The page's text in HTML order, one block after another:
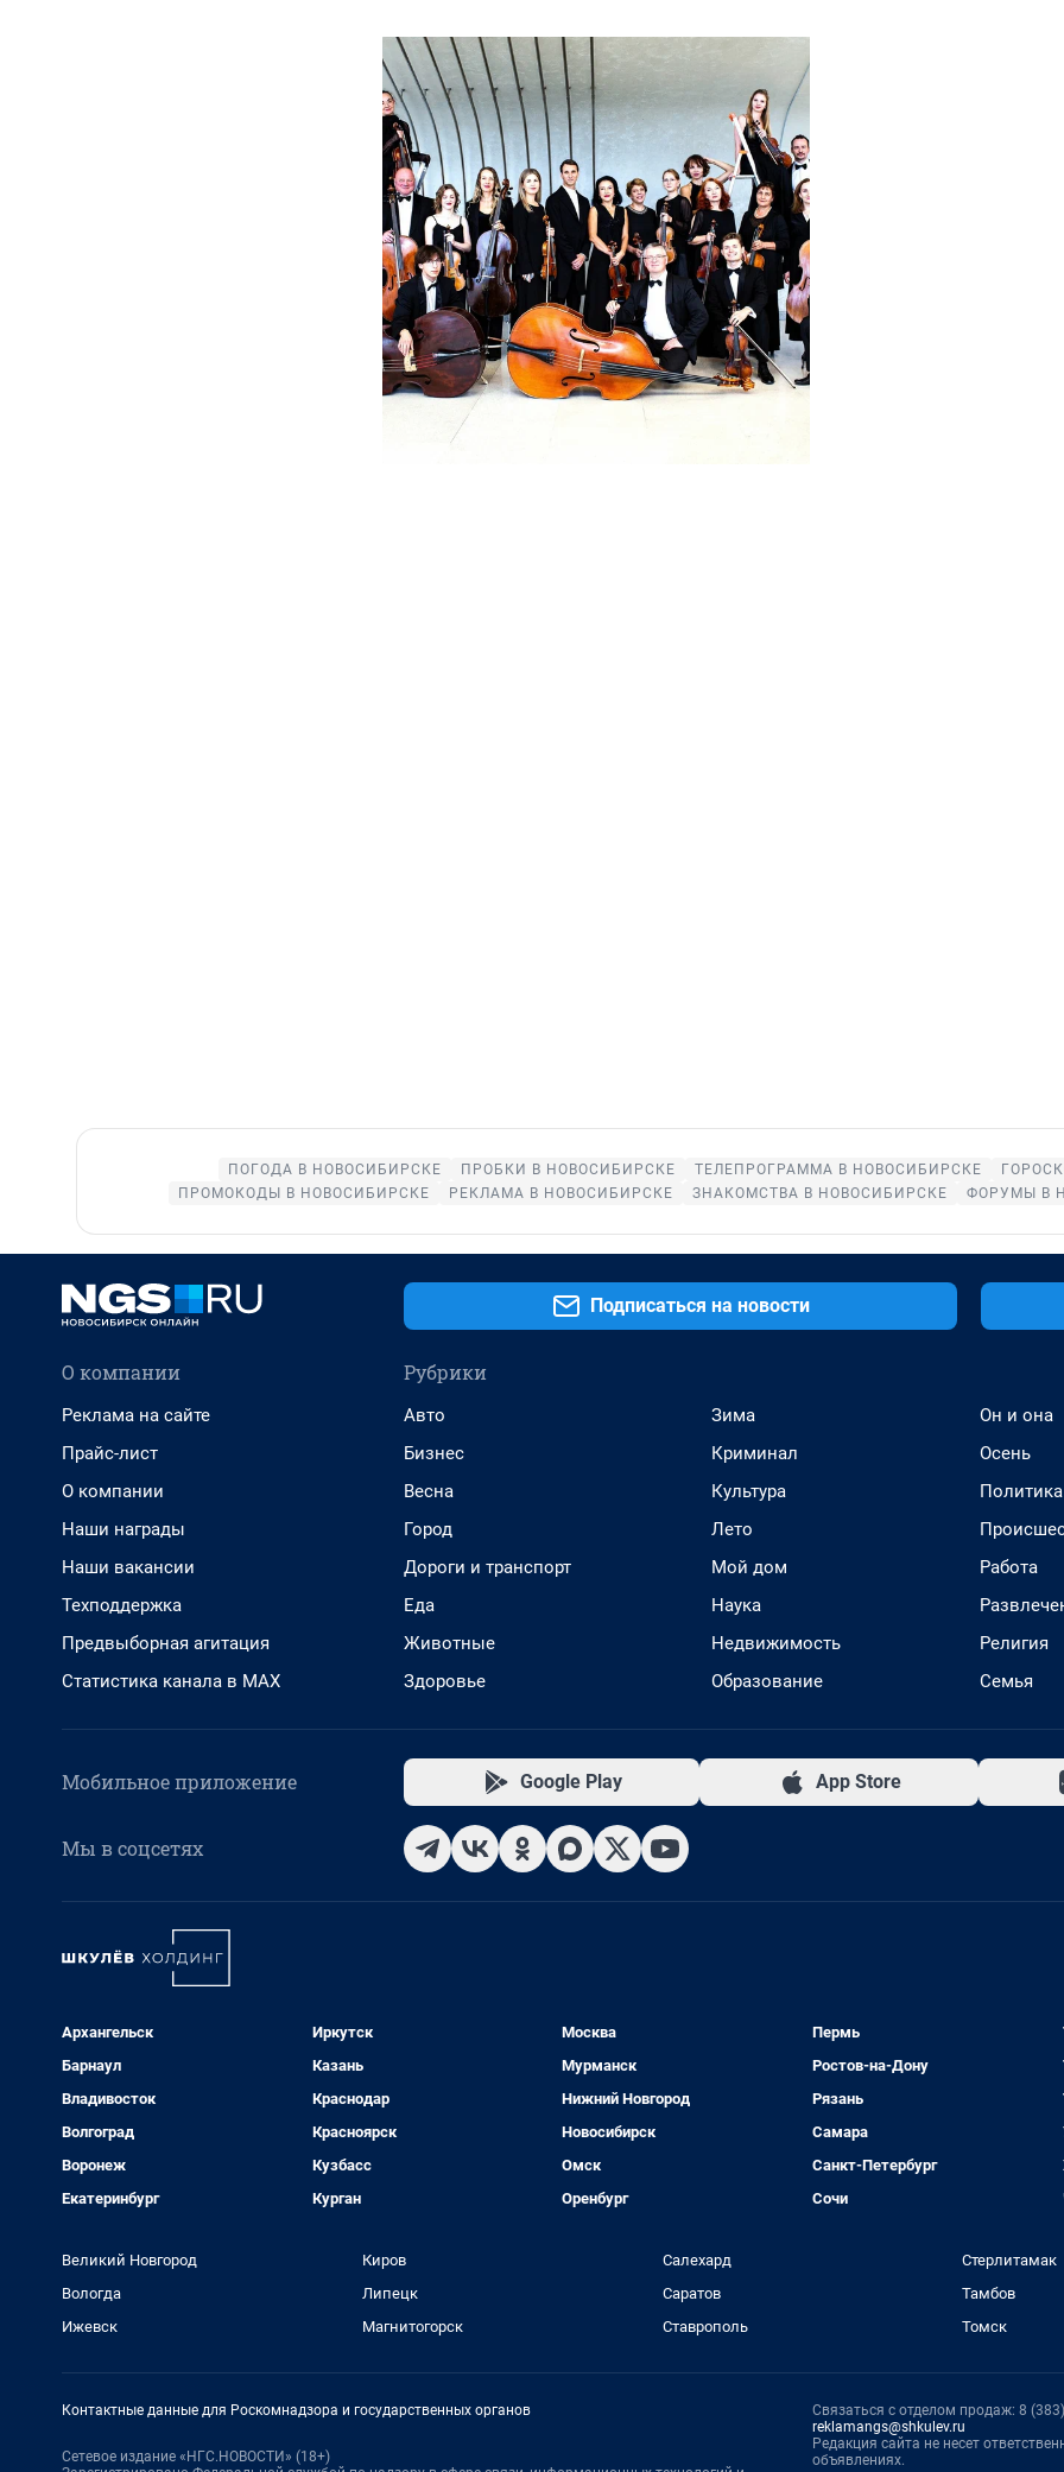
ПОГОДА В НОВОСИБИРСКЕ ПРОБКИ В НОВОСИБИРСКЕ ТЕЛЕПРОГРАММА В НОВОСИБИРСКЕ
ПРОМОКОДЫ В НОВОСИБИРСКЕ
РЕКЛАМА В НОВОСИБИРСКЕ ЗНАКОМСТВА В НОВОСИБИРСКЕ ФОРУМЫ В
Подписаться на новости
О компании
Реклама на сайте
Прайс-лист
О компании
Наши награды
Наши вакансии
Техподдержка
Предвыборная агитация
Статистика канала в MAX
Рубрики
Авто
Бизнес
Весна
Город
Дороги и транспорт
Еда
Животные
Здоровье
Зима
Криминал
Культура
Лето
Мой дом
Наука
Недвижимость
Образование
Он и она
Осень
Политика
Работа
Религия
Семья
Мобильное приложение Google Play App Store
Мы в соцсетях
Архангельск
Барнаул
Владивосток
Волгоград
Воронеж
Екатеринбург
Иркутск
Казань
Краснодар
Красноярск
Кузбасс
Курган
Москва
Мурманск
Нижний Новгород
Новосибирск
Омск
Оренбург
Пермь
Ростов-на-Дону
Рязань
Самара
Санкт-Петербург
Сочи
Великий Новгород
Вологда
Ижевск
Киров
Липецк
Магнитогорск
Салехард
Саратов
Ставрополь
Стерлитамак
Тамбов
Томск
Контактные данные для Роскомнадзора и государственных органов
Сетевое издание «НГС.НОВОСТИ» (18+)
Связаться с отделом продаж: 8
reklamangs@shkulev.ru
Редакция сайта не несет
объявлениях.